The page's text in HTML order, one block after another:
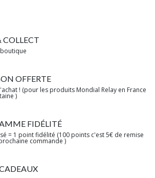
COLLECT
OFFERTE
! (pour les produits Mondial Relay en France
)
FIDÉLITÉ
= 1 point fidélité (100 points c'est 5€ de remise
commande )